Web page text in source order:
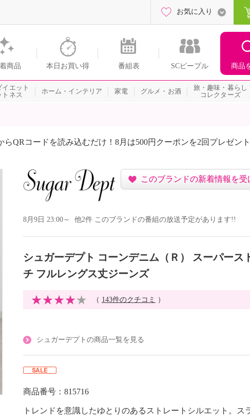
プチャンネル
商品 本日お買い得 番組表 SCピープル 商品
お気に入り
イエット
トネス
ホーム・インテリア 家電 グルメ・お酒
旅・趣味・暮らし
コレクターズ
QRコードを読み込むだけ！8月は500円クーポンを2回プレゼント
このブランドの新着情報を受
8月9日 23:00～ 他2件 このブランドの番組の放送予定があります!!
シュガーデプト コーンデニム（Ｒ） スーパース
チ フルレングス丈ジーンズ
（ 143件のクチコミ ）
シュガーデプトの商品一覧を見る
商品番号：815716
トレンドを意識したゆとりのあるストレートシルエット。ス